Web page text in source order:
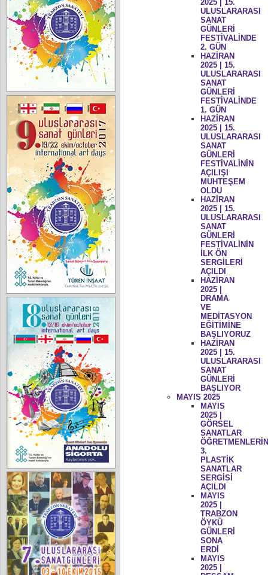
2025 | 15.
ULUSLARARASI
SANAT
GÜNLERİ
FESTİVALİNDE
2. GÜN
HAZİRAN
2025 | 15.
ULUSLARARASI
SANAT
GÜNLERİ
FESTİVALİNDE
1. GÜN
HAZİRAN
2025 | 15.
ULUSLARARASI
SANAT
GÜNLERİ
FESTİVALİNİN
AÇILIŞI
MUHTEŞEM
OLDU
HAZİRAN
2025 | 15.
ULUSLARARASI
SANAT
GÜNLERİ
FESTİVALİNİN
İLK ÖN
SERGİLERİ
AÇILDI
HAZİRAN
2025 |
DRAMA
VE
MEDİTASYON
EĞİTİMİNE
BAŞLIYORUZ
HAZİRAN
2025 | 15.
ULUSLARARASI
SANAT
GÜNLERİ
BAŞLIYOR
MAYIS 2025
MAYIS
2025 |
GÖRSEL
SANATLAR
3.
PLASTİK
SANATLAR
SERGİSİ
AÇILDI
MAYIS
2025 |
TRABZON
ÖYKÜ
GÜNLERİ
SONA
ERDİ
MAYIS
2025 |